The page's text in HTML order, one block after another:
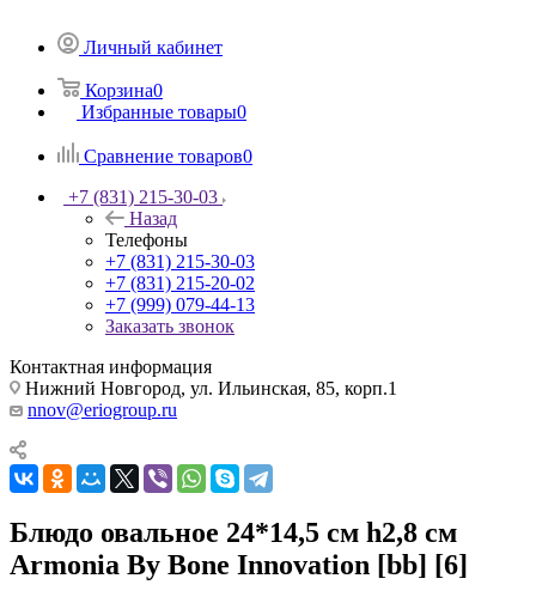
Личный кабинет
Корзина0
Избранные товары0
Сравнение товаров0
+7 (831) 215-30-03
Назад
Телефоны
+7 (831) 215-30-03
+7 (831) 215-20-02
+7 (999) 079-44-13
Заказать звонок
Контактная информация
Нижний Новгород, ул. Ильинская, 85, корп.1
nnov@eriogroup.ru
Блюдо овальное 24*14,5 см h2,8 см
Armonia By Bone Innovation [bb] [6]